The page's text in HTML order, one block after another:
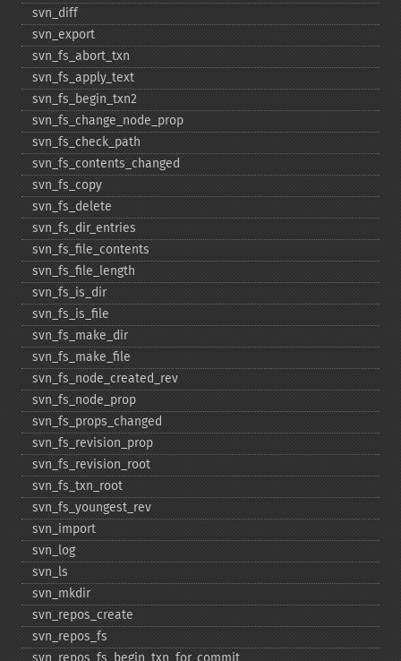
svn_​diff
svn_​export
svn_​fs_​abort_​txn
svn_​fs_​apply_​text
svn_​fs_​begin_​txn2
svn_​fs_​change_​node_​prop
svn_​fs_​check_​path
svn_​fs_​contents_​changed
svn_​fs_​copy
svn_​fs_​delete
svn_​fs_​dir_​entries
svn_​fs_​file_​contents
svn_​fs_​file_​length
svn_​fs_​is_​dir
svn_​fs_​is_​file
svn_​fs_​make_​dir
svn_​fs_​make_​file
svn_​fs_​node_​created_​rev
svn_​fs_​node_​prop
svn_​fs_​props_​changed
svn_​fs_​revision_​prop
svn_​fs_​revision_​root
svn_​fs_​txn_​root
svn_​fs_​youngest_​rev
svn_​import
svn_​log
svn_​ls
svn_​mkdir
svn_​repos_​create
svn_​repos_​fs
svn_​repos_​fs_​begin_​txn_​for_​commit